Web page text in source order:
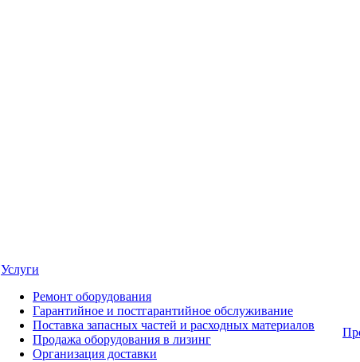
Услуги
Ремонт оборудования
Гарантийное и постгарантийное обслуживание
Поставка запасных частей и расходных материалов
Продажа оборудования в лизинг
Организация доставки